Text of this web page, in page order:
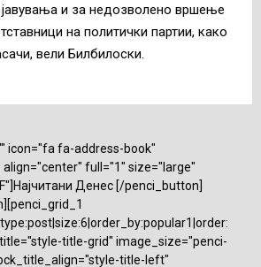
јавувања и за недозволено вршење
на политички партии, како
вели Билбилоски.
icon="fa fa-address-book"
full="1" size="large"
Денес [/penci_button]
title-grid" image_size="penci-
title-left"